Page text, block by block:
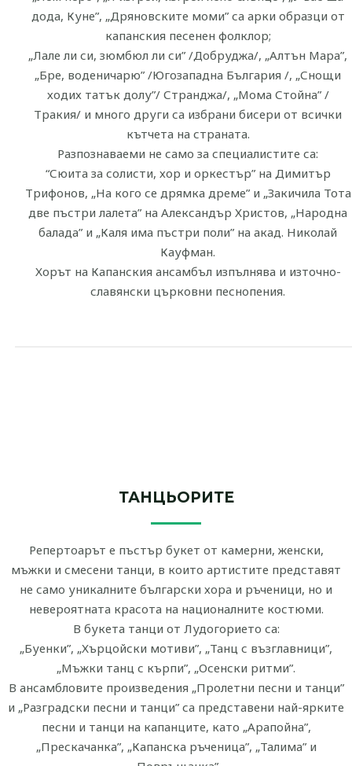
дода, Куне”, „Дряновските моми” са арки образци от
капанския песенен фолклор;
„Лале ли си, зюмбюл ли си” /Добруджа/, „Алтън Мара”,
„Бре, воденичарю” /Югозападна България /, „Снощи
ходих татък долу”/ Странджа/, „Мома Стойна” /
Тракия/ и много други са избрани бисери от всички
кътчета на страната.
Разпознаваеми не само за специалистите са:
“Сюита за солисти, хор и оркестър” на Димитър
Трифонов, „На кого се дрямка дреме” и „Закичила Тота
две пъстри лалета” на Александър Христов, „Народна
балада” и „Каля има пъстри поли” на акад. Николай
Кауфман.
Хорът на Капанския ансамбъл изпълнява и източно-
славянски църковни песнопения.
ТАНЦЬОРИТЕ
Репертоарът е пъстър букет от камерни, женски,
мъжки и смесени танци, в които артистите представят
не само уникалните български хора и ръченици, но и
невероятната красота на националните костюми.
В букета танци от Лудогорието са:
„Буенки”, „Хърцойски мотиви”, „Танц с възглавници”,
„Мъжки танц с кърпи”, „Осенски ритми”.
В ансамбловите произведения „Пролетни песни и танци”
и „Разградски песни и танци” са представени най-ярките
песни и танци на капанците, като „Арапойна”,
„Прескачанка”, „Капанска ръченица”, „Талима” и